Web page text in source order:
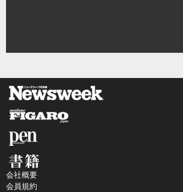
会社概要
会員規約